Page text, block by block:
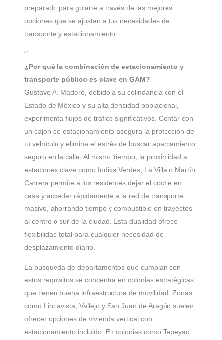
preparado para guiarte a través de las mejores
opciones que se ajustan a tus necesidades de
transporte y estacionamiento.
“`
¿Por qué la combinación de estacionamiento y
transporte público es clave en GAM?
Gustavo A. Madero, debido a su colindancia con el
Estado de México y su alta densidad poblacional,
experimenta flujos de tráfico significativos. Contar con
un cajón de estacionamiento asegura la protección de
tu vehículo y elimina el estrés de buscar aparcamiento
seguro en la calle. Al mismo tiempo, la proximidad a
estaciones clave como Indios Verdes, La Villa o Martín
Carrera permite a los residentes dejar el coche en
casa y acceder rápidamente a la red de transporte
masivo, ahorrando tiempo y combustible en trayectos
al centro o sur de la ciudad. Esta dualidad ofrece
flexibilidad total para cualquier necesidad de
desplazamiento diario.
La búsqueda de departamentos que cumplan con
estos requisitos se concentra en colonias estratégicas
que tienen buena infraestructura de movilidad. Zonas
como Lindavista, Vallejo y San Juan de Aragón suelen
ofrecer opciones de vivienda vertical con
estacionamiento incluido. En colonias como Tepeyac